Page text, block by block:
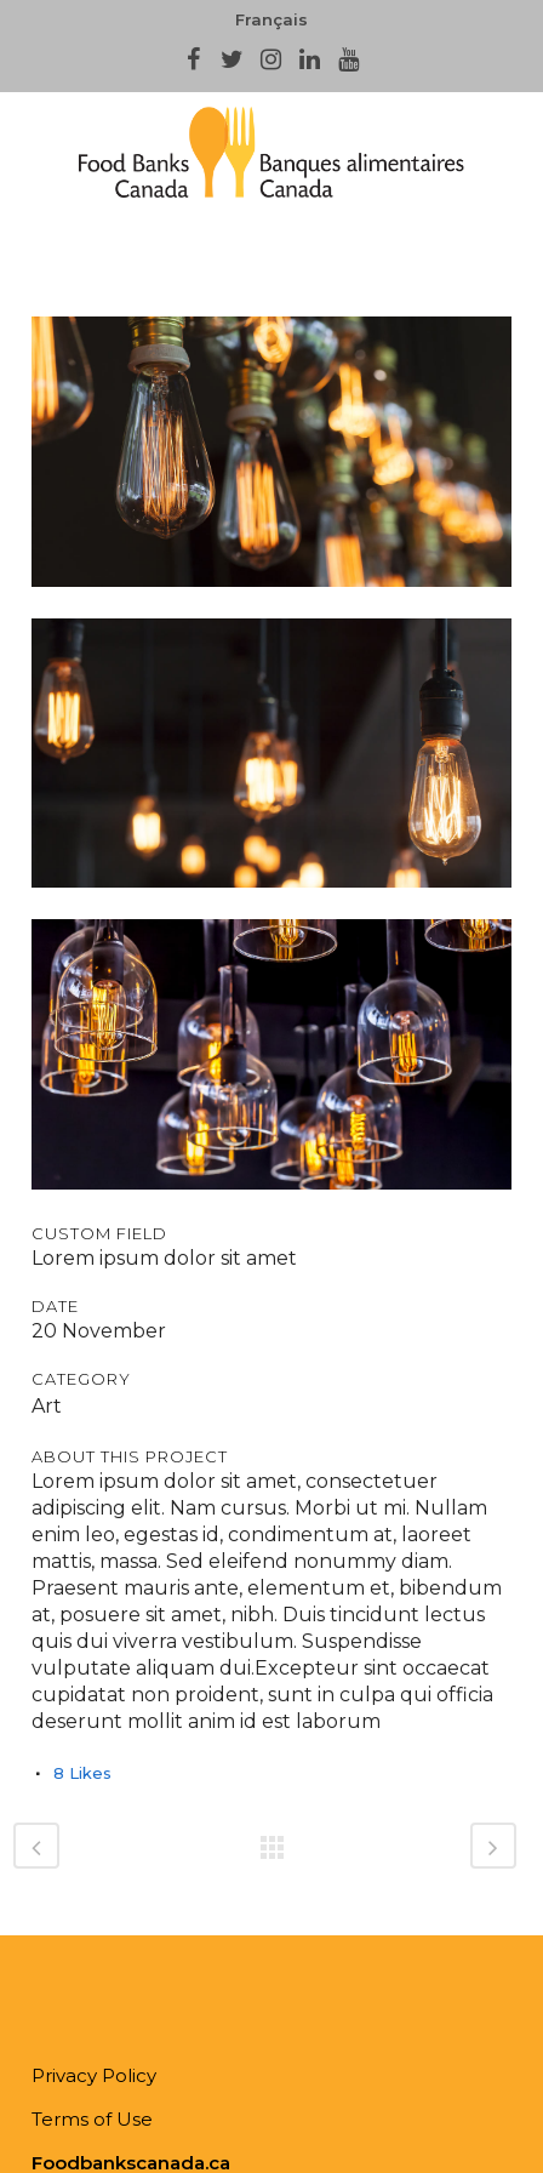
Français
CUSTOM FIELD
Lorem ipsum dolor sit amet
DATE
20 November
CATEGORY
Art
ABOUT THIS PROJECT
Lorem ipsum dolor sit amet, consectetuer
adipiscing elit. Nam cursus. Morbi ut mi. Nullam
enim leo, egestas id, condimentum at, laoreet
mattis, massa. Sed eleifend nonummy diam.
Praesent mauris ante, elementum et, bibendum
at, posuere sit amet, nibh. Duis tincidunt lectus
quis dui viverra vestibulum. Suspendisse
vulputate aliquam dui.Excepteur sint occaecat
cupidatat non proident, sunt in culpa qui officia
deserunt mollit anim id est laborum
8 Likes
Privacy Policy
Terms of Use
Foodbankscanada.ca